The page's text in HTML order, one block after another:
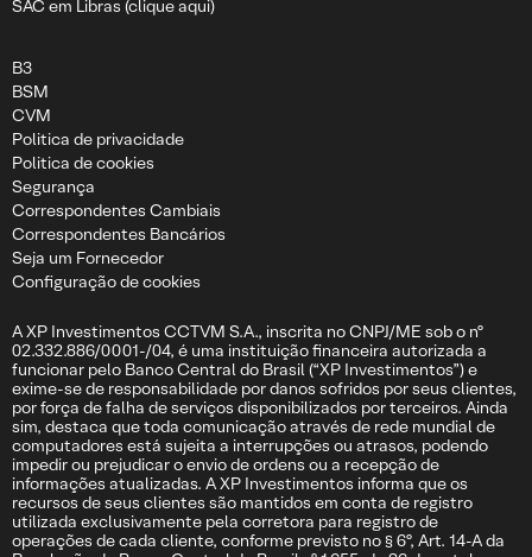
SAC em Libras (clique aqui)
B3
BSM
CVM
Politica de privacidade
Politica de cookies
Segurança
Correspondentes Cambiais
Correspondentes Bancários
Seja um Fornecedor
Configuração de cookies
A XP Investimentos CCTVM S.A., inscrita no CNPJ/ME sob o nº
02.332.886/0001-/04, é uma instituição financeira autorizada a
funcionar pelo Banco Central do Brasil (“XP Investimentos”) e
exime-se de responsabilidade por danos sofridos por seus clientes,
por força de falha de serviços disponibilizados por terceiros. Ainda
sim, destaca que toda comunicação através de rede mundial de
computadores está sujeita a interrupções ou atrasos, podendo
impedir ou prejudicar o envio de ordens ou a recepção de
informações atualizadas. A XP Investimentos informa que os
recursos de seus clientes são mantidos em conta de registro
utilizada exclusivamente pela corretora para registro de
operações de cada cliente, conforme previsto no § 6º, Art. 14-A da